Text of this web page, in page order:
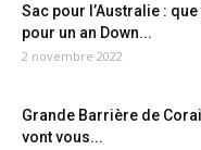
Sac pour l’Australie :
pour un an Down...
2 novembre 2022
Grande Barrière de
vont vous...